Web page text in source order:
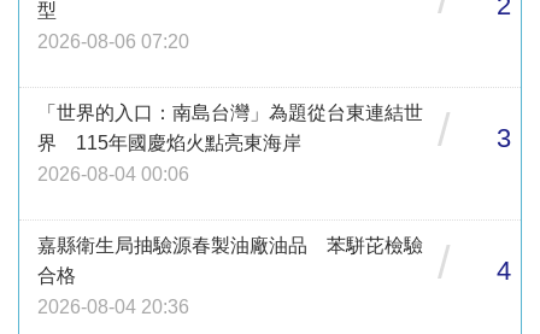
型
2026-08-06 07:20
「世界的入口：南島台灣」為題從台東連結世
界 115年國慶焰火點亮東海岸
2026-08-04 00:06
/ 3
嘉縣衛生局抽驗源春製油廠油品 苯駢芘檢驗
合格
2026-08-04 20:36
/ 4